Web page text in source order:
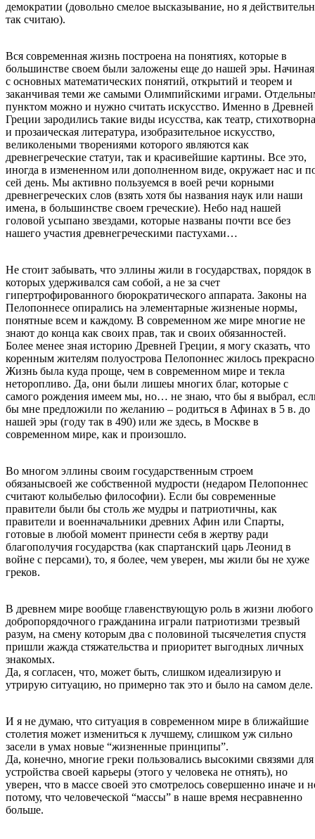
демократии (довольно смелое высказывание, но я
так считаю).
Вся современная жизнь построена на понятиях, которые в
большинстве своем были заложены еще до нашей эры. Начиная
с основных математических понятий, открытий и теорем и
заканчивая теми же самыми Олимпийскими играми.
пунктом можно и нужно считать искусство. Именно в Древней
Греции зародились такие виды исусства, как театр,
и прозаическая литература, изобразительное искусство,
великолеными творениями которого являются как
древнегреческие статуи, так и красивейшие картины. Все это,
иногда в измененном или дополненном виде, окружает нас и
сей день. Мы активно пользуемся в воей речи корными
древнегреческих слов (взять хотя бы названия наук или наши
имена, в большинстве своем греческие). Небо над нашей
головой усыпано звездами, которые названы почти все без
нашего участия древнегреческими пастухами…
Не стоит забывать, что эллины жили в государствах, порядок в
которых удерживался сам собой, а не за счет
гипертрофированного бюрократического аппарата. Законы на
Пелопоннесе опирались на элементарные жизненые нормы,
понятные всем и каждому. В современном же мире многие не
знают до конца как своих прав, так и своих обязанностей.
Более менее зная историю Древней Греции, я могу сказать, что
коренным жителям полуострова Пелопоннес жилось
Жизнь была куда проще, чем в современном мире и текла
неторопливо. Да, они были лишеы многих благ, которые с
самого рождения имеем мы, но… не знаю, что бы я выбрал,
бы мне предложили по желанию – родиться в Афинах в 5 в. до
нашей эры (году так в 490) или же здесь, в Москве в
современном мире, как и произошло.
Во многом эллины своим государственным строем
обязанысвоей же собственной мудрости (недаром Пелопоннес
считают колыбелью философии). Если бы современные
правители были бы столь же мудры и патриотичны, как
правители и военначальники древних Афин или Спарты,
готовые в любой момент принести себя в жертву ради
благополучия государства (как спартанский царь Леонид в
войне с персами), то, я более, чем уверен, мы жили бы не хуже
греков.
В древнем мире вообще главенствующую роль в жизни любого
добропорядочного гражданина играли патриотизми трезвый
разум, на смену которым два с половиной тысячелетия спустя
пришли жажда стяжательства и приоритет выгодных личных
знакомых.
Да, я согласен, что, может быть, слишком идеализирую и
утрирую ситуацию, но примерно так это и было на самом деле.
И я не думаю, что ситуация в современном мире в ближайшие
столетия может измениться к лучшему, слишком уж сильно
засели в умах новые “жизненные принципы”.
Да, конечно, многие греки пользовались высокими связями для
устройства своей карьеры (этого у человека не отнять), но
уверен, что в массе своей это смотрелось совершенно иначе и
потому, что человеческой “массы” в наше время несравненно
больше.